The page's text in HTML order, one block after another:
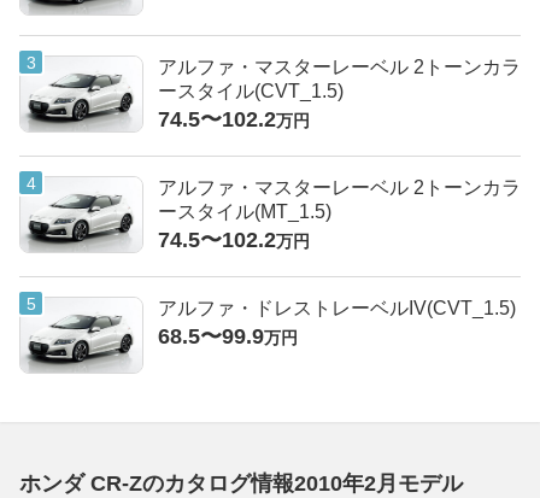
アルファ・マスターレーベル 2トーンカラ
ースタイル(CVT_1.5)
74.5〜102.2万円
アルファ・マスターレーベル 2トーンカラ
ースタイル(MT_1.5)
74.5〜102.2万円
アルファ・ドレストレーベルIV(CVT_1.5)
68.5〜99.9万円
ホンダ CR-Zのカタログ情報2010年2月モデル